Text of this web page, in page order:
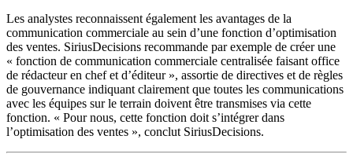
Les analystes reconnaissent également les avantages de la
communication commerciale au sein d’une fonction d’optimisation
des ventes. SiriusDecisions recommande par exemple de créer une
« fonction de communication commerciale centralisée faisant office
de rédacteur en chef et d’éditeur », assortie de directives et de règles
de gouvernance indiquant clairement que toutes les communications
avec les équipes sur le terrain doivent être transmises via cette
fonction. « Pour nous, cette fonction doit s’intégrer dans
l’optimisation des ventes », conclut SiriusDecisions.